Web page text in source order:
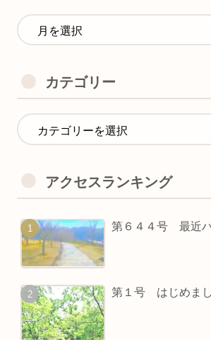
カテゴリー
アクセスランキング
第６４４号 最近
第１号 はじめま